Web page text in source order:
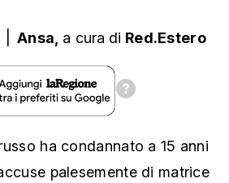
Ansa, a cura di Red.Estero
ha condannato a 15 anni
palesemente di matrice